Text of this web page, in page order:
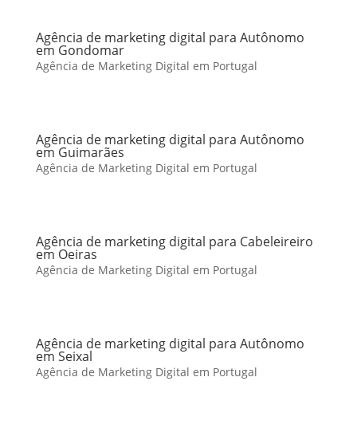
Agência de marketing digital para Autônomo
em Gondomar
Agência de Marketing Digital em Portugal
Agência de marketing digital para Autônomo
em Guimarães
Agência de Marketing Digital em Portugal
Agência de marketing digital para Cabeleireiro
em Oeiras
Agência de Marketing Digital em Portugal
Agência de marketing digital para Autônomo
em Seixal
Agência de Marketing Digital em Portugal